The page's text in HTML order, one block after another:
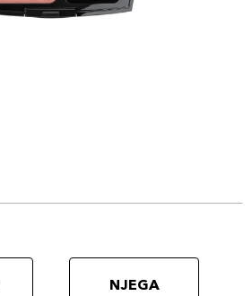
NJEGA